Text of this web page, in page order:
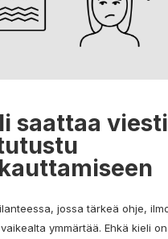
saattaa
jossa tärkeä ohje,
ymmärtää. Ehkä kieli